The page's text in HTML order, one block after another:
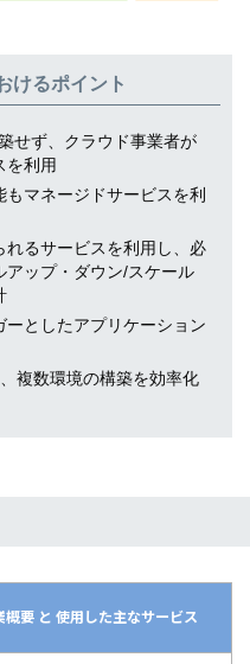
けるポイント
せず、クラウド事業者が
を利用
マネージドサービスを利
れるサービスを利用し、必
ップ・ダウン/スケール
ーとしたアプリケーション
複数環境の構築を効率化
概要 と 使用した主なサービス